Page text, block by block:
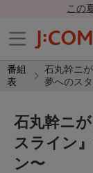
この
番組
表
石丸幹ニ
夢へのス
石丸幹ニ
スライン
ン〜